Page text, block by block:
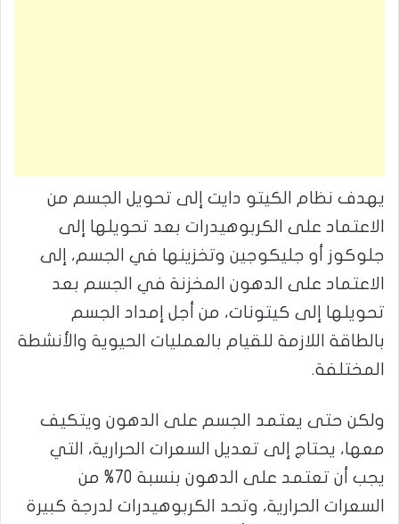
يهدف نظام الكيتو دايت إلى تحويل الجسم من
الاعتماد على الكربوهيدرات بعد تحويلها إلى
جلوكوز أو جليكوجين وتخزينها في الجسم، إلى
الاعتماد على الدهون المخزنة في الجسم بعد
تحويلها إلى كيتونات، من أجل إمداد الجسم
بالطاقة اللازمة للقيام بالعمليات الحيوية والأنشطة
المختلفة.
ولكن حتى يعتمد الجسم على الدهون ويتكيف
معها، يحتاج إلى تعديل السعرات الحرارية، التي
يجب أن تعتمد على الدهون بنسبة 70% من
السعرات الحرارية، وتحد الكربوهيدرات لدرجة كبيرة